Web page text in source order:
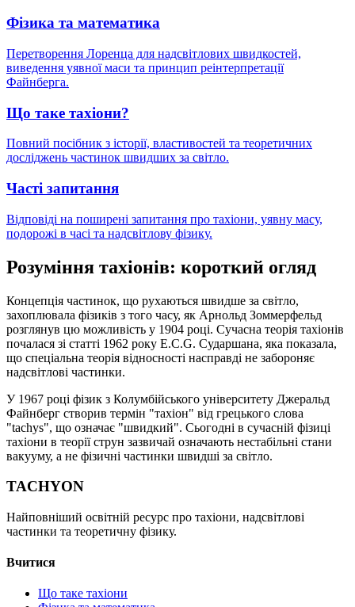
Фізика та математика
Перетворення Лоренца для надсвітлових швидкостей,
виведення уявної маси та принцип реінтерпретації
Файнберга.
Що таке тахіони?
Повний посібник з історії, властивостей та теоретичних
досліджень частинок швидших за світло.
Часті запитання
Відповіді на поширені запитання про тахіони, уявну масу,
подорожі в часі та надсвітлову фізику.
Розуміння тахіонів: короткий огляд
Концепція частинок, що рухаються швидше за світло,
захоплювала фізиків з того часу, як Арнольд Зоммерфельд
розглянув цю можливість у 1904 році. Сучасна теорія тахіонів
почалася зі статті 1962 року E.C.G. Сударшана, яка показала,
що спеціальна теорія відносності насправді не забороняє
надсвітлові частинки.
У 1967 році фізик з Колумбійського університету Джеральд
Файнберг створив термін "тахіон" від грецького слова
"tachys", що означає "швидкий". Сьогодні в сучасній фізиці
тахіони в теорії струн зазвичай означають нестабільні стани
вакууму, а не фізичні частинки швидші за світло.
TACHYON
Найповніший освітній ресурс про тахіони, надсвітлові
частинки та теоретичну фізику.
Вчитися
Що таке тахіони